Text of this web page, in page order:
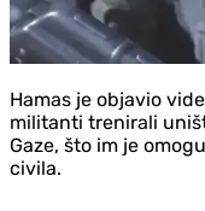
Hamas je objavio
militanti trenirali
Gaze, što im je
civila.